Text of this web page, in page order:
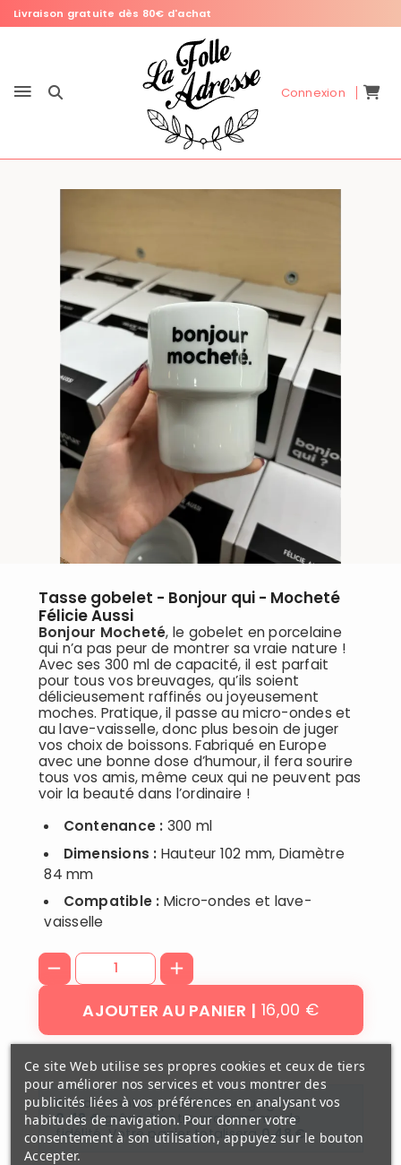
Livraison gratuite dès 80€ d'achat
Connexion
Tasse gobelet - Bonjour qui - Mocheté
Félicie Aussi
Bonjour Mocheté, le gobelet en porcelaine
qui n’a pas peur de montrer sa vraie nature !
Avec ses 300 ml de capacité, il est parfait
pour tous vos breuvages, qu’ils soient
délicieusement raffinés ou joyeusement
moches. Pratique, il passe au micro-ondes et
au lave-vaisselle, donc plus besoin de juger
vos choix de boissons. Fabriqué en Europe
avec une bonne dose d’humour, il fera sourire
tous vos amis, même ceux qui ne peuvent pas
voir la beauté dans l’ordinaire !
Contenance : 300 ml
Dimensions : Hauteur 102 mm, Diamètre
84 mm
Compatible : Micro-ondes et lave-
vaisselle
16,00 €
AJOUTER AU PANIER
En achetant ce produit vous gagnerez
0,48 €grâce à notre programme de
fidélité. Votre panier totalisera0,48 €.
Ce site Web utilise ses propres cookies et ceux de tiers
pour améliorer nos services et vous montrer des
publicités liées à vos préférences en analysant vos
habitudes de navigation. Pour donner votre
consentement à son utilisation, appuyez sur le bouton
Accepter.